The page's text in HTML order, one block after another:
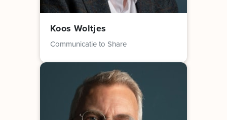
Koos Woltjes
Communicatie to Share